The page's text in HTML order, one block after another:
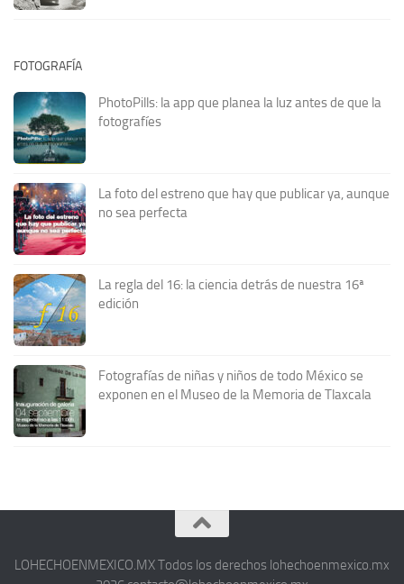
FOTOGRAFÍA
PhotoPills: la app que planea la luz antes de que la
fotografíes
La foto del estreno que hay que publicar ya, aunque
no sea perfecta
La regla del 16: la ciencia detrás de nuestra 16ª
edición
Fotografías de niñas y niños de todo México se
exponen en el Museo de la Memoria de Tlaxcala
LOHECHOENMEXICO.MX Todos los derechos lohechoenmexico.mx